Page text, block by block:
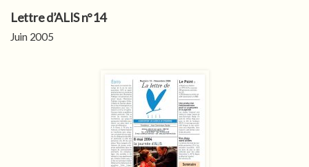
Lettre d’ALIS n°14
Juin 2005